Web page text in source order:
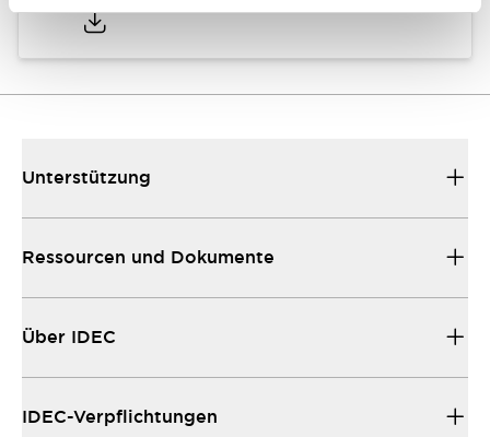
Unterstützung
Ressourcen und Dokumente
Über IDEC
IDEC-Verpflichtungen